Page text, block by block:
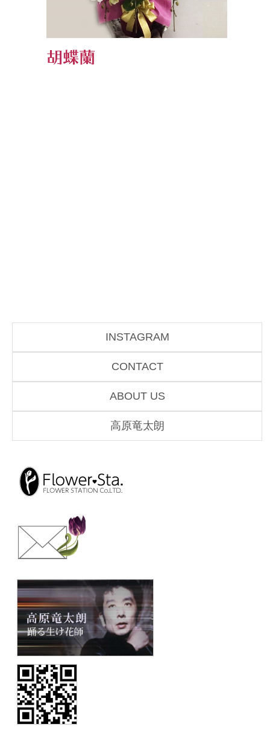
INSTAGRAM
CONTACT
ABOUT US
高原竜太朗